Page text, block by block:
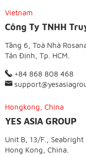
Vietnam
Công Ty TNHH
Tầng 6, Toà Nhà
Tân Định, Tp. HCM.
+84 868 808 468
Hongkong, China
YES ASIA GROUP
Unit B, 13/F., Seabright
Hong Kong, China.